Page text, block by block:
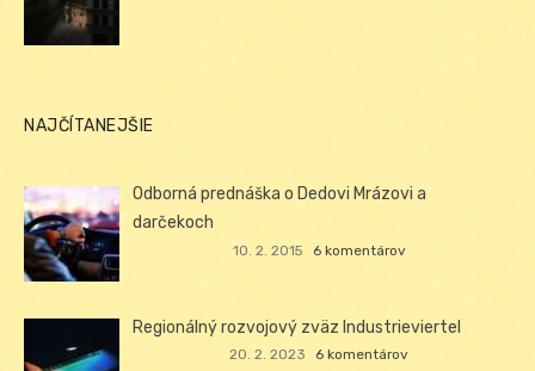
NAJČÍTANEJŠIE
Odborná prednáška o Dedovi Mrázovi a
darčekoch
10. 2. 2015 6 komentárov
Regionálný rozvojový zväz Industrieviertel
20. 2. 2023 6 komentárov